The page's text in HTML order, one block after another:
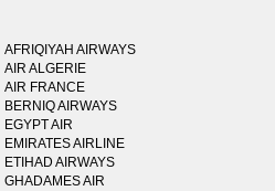
AFRIQIYAH AIRWAYS
AIR ALGERIE
AIR FRANCE
BERNIQ AIRWAYS
EGYPT AIR
EMIRATES AIRLINE
ETIHAD AIRWAYS
GHADAMES AIR